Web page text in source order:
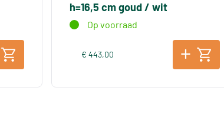
h=16,5 cm goud / wit
Op voorraad
€ 443,00